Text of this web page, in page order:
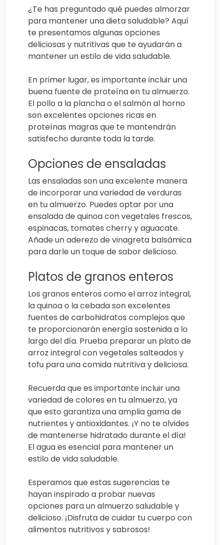
¿Te has preguntado qué puedes almorzar
para mantener una dieta saludable? Aquí
te presentamos algunas opciones
deliciosas y nutritivas que te ayudarán a
mantener un estilo de vida saludable.
En primer lugar, es importante incluir una
buena fuente de proteína en tu almuerzo.
El pollo a la plancha o el salmón al horno
son excelentes opciones ricas en
proteínas magras que te mantendrán
satisfecho durante toda la tarde.
Opciones de ensaladas
Las ensaladas son una excelente manera
de incorporar una variedad de verduras
en tu almuerzo. Puedes optar por una
ensalada de quinoa con vegetales frescos,
espinacas, tomates cherry y aguacate.
Añade un aderezo de vinagreta balsámica
para darle un toque de sabor delicioso.
Platos de granos enteros
Los granos enteros como el arroz integral,
la quinoa o la cebada son excelentes
fuentes de carbohidratos complejos que
te proporcionarán energía sostenida a lo
largo del día. Prueba preparar un plato de
arroz integral con vegetales salteados y
tofu para una comida nutritiva y deliciosa.
Recuerda que es importante incluir una
variedad de colores en tu almuerzo, ya
que esto garantiza una amplia gama de
nutrientes y antioxidantes. ¡Y no te olvides
de mantenerse hidratado durante el día!
El agua es esencial para mantener un
estilo de vida saludable.
Esperamos que estas sugerencias te
hayan inspirado a probar nuevas
opciones para un almuerzo saludable y
delicioso. ¡Disfruta de cuidar tu cuerpo con
alimentos nutritivos y sabrosos!